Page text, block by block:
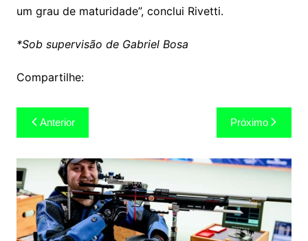
um grau de maturidade”, conclui Rivetti.
*Sob supervisão de Gabriel Bosa
Compartilhe:
Navegação
de
Post
Anterior Próximo